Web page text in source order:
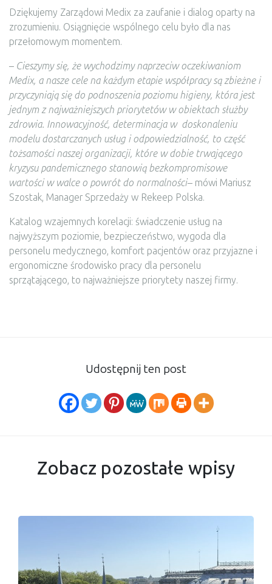
Dziękujemy Zarządowi Medix za zaufanie i dialog oparty na
zrozumieniu. Osiągnięcie wspólnego celu było dla nas
przełomowym momentem.
– Cieszymy się, że wychodzimy naprzeciw oczekiwaniom
Medix, a nasze cele na każdym etapie współpracy są zbieżne i
przyczyniają się do podnoszenia poziomu higieny, która jest
jednym z najważniejszych priorytetów w obiektach służby
zdrowia. Innowacyjność, determinacja w doskonaleniu
modelu dostarczanych usług i odpowiedzialność, to część
tożsamości naszej organizacji, które w dobie trwającego
kryzysu pandemicznego stanowią bezkompromisowe
wartości w walce o powrót do normalności– mówi Mariusz
Szostak, Manager Sprzedaży w Rekeep Polska.
Katalog wzajemnych korelacji: świadczenie usług na
najwyższym poziomie, bezpieczeństwo, wygoda dla
personelu medycznego, komfort pacjentów oraz przyjazne i
ergonomiczne środowisko pracy dla personelu
sprzątającego, to najważniejsze priorytety naszej firmy.
Udostępnij ten post
Zobacz pozostałe wpisy